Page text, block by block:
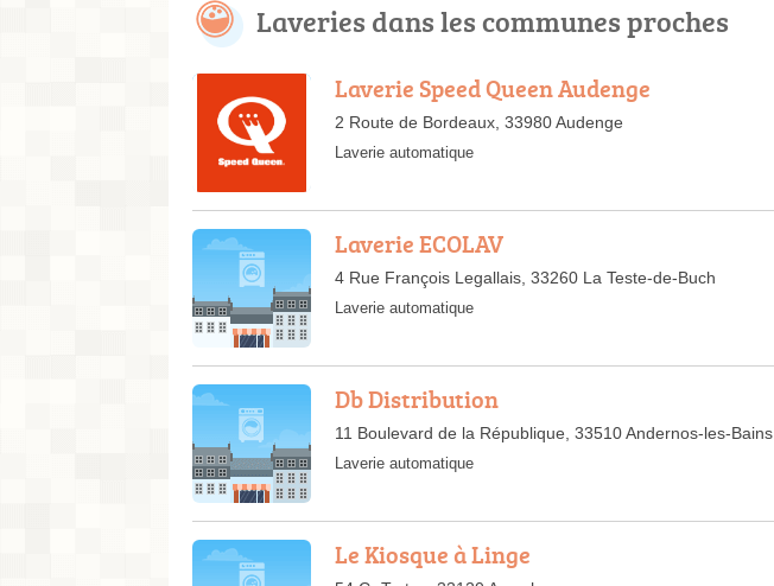
Laveries dans les communes proches
Laverie Speed Queen Audenge
2 Route de Bordeaux, 33980 Audenge
Laverie automatique
Laverie ECOLAV
4 Rue François Legallais, 33260 La Teste-de-Buch
Laverie automatique
Db Distribution
11 Boulevard de la République, 33510 Andernos-les-Bains
Laverie automatique
Le Kiosque à Linge